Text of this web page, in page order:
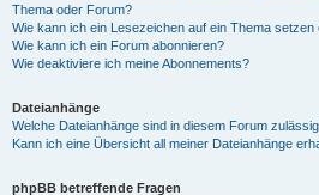
Thema oder Forum?
Wie kann ich ein Lesezeichen auf ein Thema
Wie kann ich ein Forum abonnieren?
Wie deaktiviere ich meine Abonnements?
Dateianhänge
Welche Dateianhänge sind in diesem Forum
Kann ich eine Übersicht all meiner Dateianhänge
phpBB betreffende Fragen